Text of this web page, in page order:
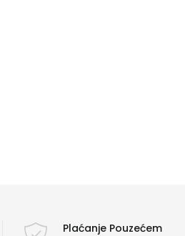
Plaćanje Pouzećem